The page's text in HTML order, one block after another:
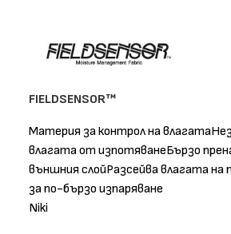
FIELDSENSOR™
Материя за контрол на
влагата от изпотяванеБързо
външния слойРазсейва влагата на
за по-бързо изпаряване
Niki